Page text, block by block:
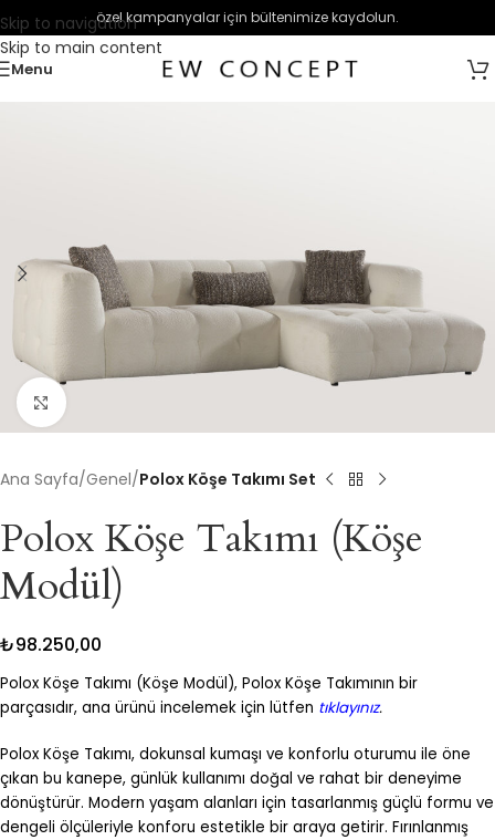
Skip to navigation
Skip to main content
özel kampanyalar için bültenimize kaydolun.
Menu
Büyütmek için tıklayın
Ana Sayfa Genel Polox Köşe Takımı Set
Polox Köşe Takımı (Köşe
Modül)
₺98.250,00
Polox Köşe Takımı (Köşe Modül), Polox Köşe Takımının bir
parçasıdır, ana ürünü incelemek için lütfen tıklayınız.
Polox Köşe Takımı, dokunsal kumaşı ve konforlu oturumu ile öne
çıkan bu kanepe, günlük kullanımı doğal ve rahat bir deneyime
dönüştürür. Modern yaşam alanları için tasarlanmış güçlü formu ve
dengeli ölçüleriyle konforu estetikle bir araya getirir. Fırınlanmış